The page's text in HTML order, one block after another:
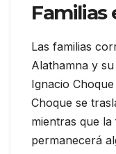
Familias
Las familias
Alathamna y
Ignacio
Choque se
mientras que
permanecerá